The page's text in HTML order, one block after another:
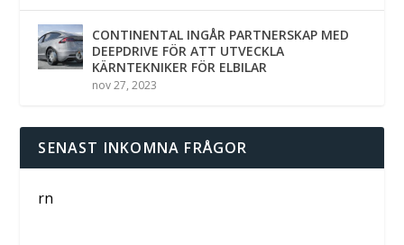
CONTINENTAL INGÅR PARTNERSKAP MED
DEEPDRIVE FÖR ATT UTVECKLA
KÄRNTEKNIKER FÖR ELBILAR
nov 27, 2023
SENAST INKOMNA FRÅGOR
rn